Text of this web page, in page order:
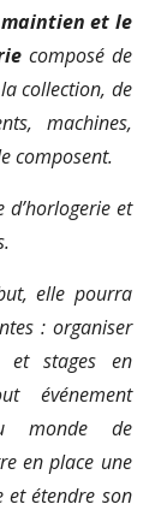
maintien et le
composé de
collection, de
machines,
composent.
et
elle pourra
: organiser
et stages en
événement
monde de
en place une
et étendre son